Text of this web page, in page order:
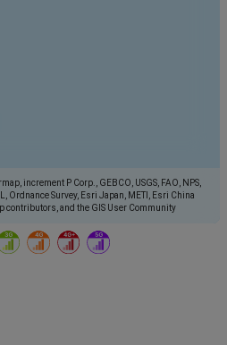
increment P Corp., GEBCO, USGS, FAO, NPS,
Ordnance Survey, Esri Japan, METI, Esri China
contributors, and the GIS User Community